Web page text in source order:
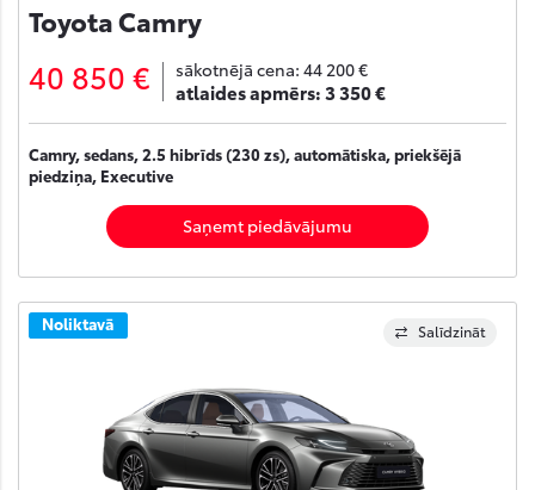
Toyota Camry
40 850 € sākotnējā cena: 44 200 €
atlaides apmērs:3 350 €
Camry, sedans, 2.5 hibrīds (230 zs), automātiska, priekšējā
piedziņa, Executive
Saņemt piedāvājumu
Salīdzināt
Noliktavā